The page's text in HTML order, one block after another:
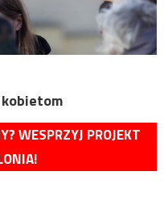
kobietom
WESPRZYJ PROJEKT